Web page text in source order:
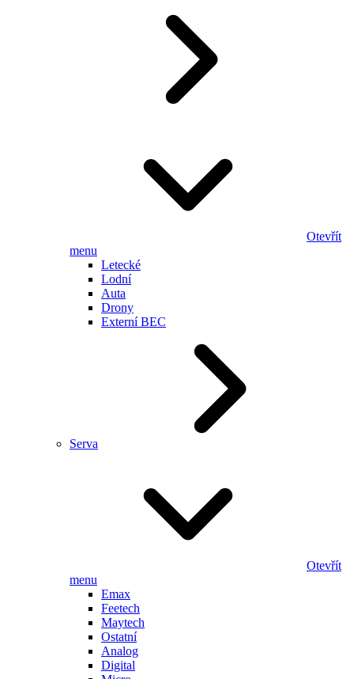
Otevřít
menu
Letecké
Lodní
Auta
Drony
Externí BEC
Serva
Otevřít
menu
Emax
Feetech
Maytech
Ostatní
Analog
Digital